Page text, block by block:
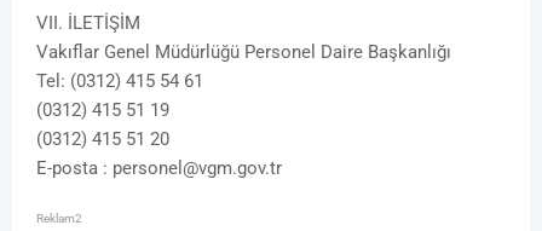
VII. İLETİŞİM
Vakıflar Genel Müdürlüğü Personel Daire Başkanlığı
Tel: (0312) 415 54 61
(0312) 415 51 19
(0312) 415 51 20
E-posta : personel@vgm.gov.tr
Reklam2